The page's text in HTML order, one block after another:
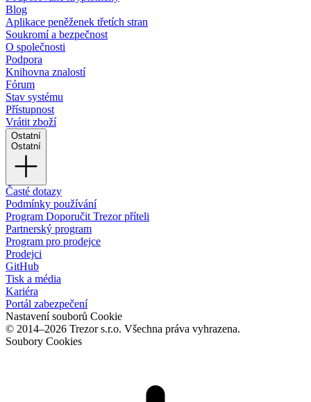
Blog
Aplikace peněženek třetích stran
Soukromí a bezpečnost
O společnosti
Podpora
Knihovna znalostí
Fórum
Stav systému
Přístupnost
Vrátit zboží
Ostatní
Ostatní
Časté dotazy
Podmínky používání
Program Doporučit Trezor příteli
Partnerský program
Program pro prodejce
Prodejci
GitHub
Tisk a média
Kariéra
Portál zabezpečení
Nastavení souborů Cookie
© 2014–2026 Trezor s.r.o. Všechna práva vyhrazena.
Soubory Cookies